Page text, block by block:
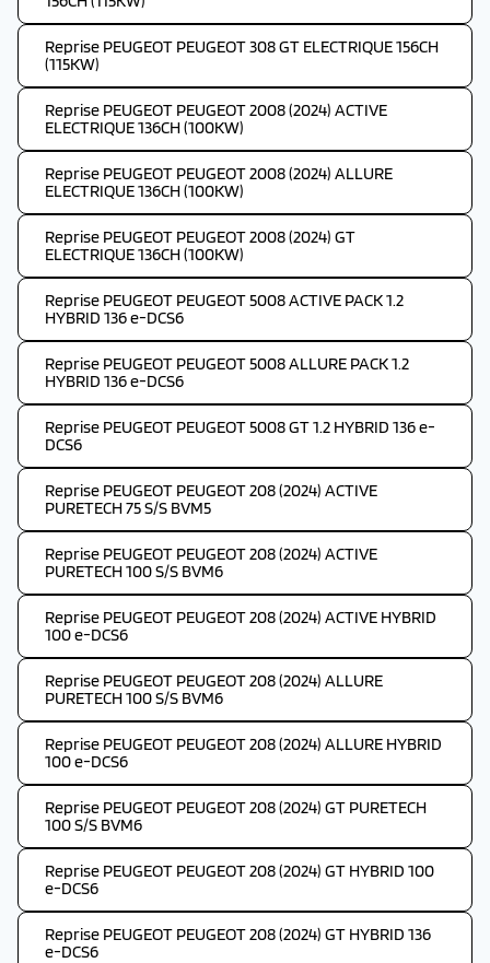
Reprise PEUGEOT PEUGEOT 308 GT ELECTRIQUE 156CH
(115KW)
Reprise PEUGEOT PEUGEOT 2008 (2024) ACTIVE
ELECTRIQUE 136CH (100KW)
Reprise PEUGEOT PEUGEOT 2008 (2024) ALLURE
ELECTRIQUE 136CH (100KW)
Reprise PEUGEOT PEUGEOT 2008 (2024) GT
ELECTRIQUE 136CH (100KW)
Reprise PEUGEOT PEUGEOT 5008 ACTIVE PACK 1.2
HYBRID 136 e-DCS6
Reprise PEUGEOT PEUGEOT 5008 ALLURE PACK 1.2
HYBRID 136 e-DCS6
Reprise PEUGEOT PEUGEOT 5008 GT 1.2 HYBRID 136 e-
DCS6
Reprise PEUGEOT PEUGEOT 208 (2024) ACTIVE
PURETECH 75 S/S BVM5
Reprise PEUGEOT PEUGEOT 208 (2024) ACTIVE
PURETECH 100 S/S BVM6
Reprise PEUGEOT PEUGEOT 208 (2024) ACTIVE HYBRID
100 e-DCS6
Reprise PEUGEOT PEUGEOT 208 (2024) ALLURE
PURETECH 100 S/S BVM6
Reprise PEUGEOT PEUGEOT 208 (2024) ALLURE HYBRID
100 e-DCS6
Reprise PEUGEOT PEUGEOT 208 (2024) GT PURETECH
100 S/S BVM6
Reprise PEUGEOT PEUGEOT 208 (2024) GT HYBRID 100
e-DCS6
Reprise PEUGEOT PEUGEOT 208 (2024) GT HYBRID 136
e-DCS6